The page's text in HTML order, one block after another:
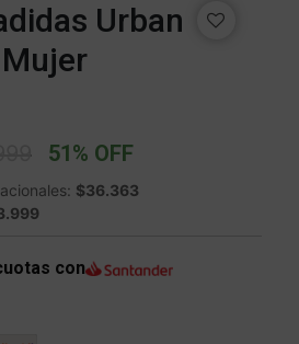
Urban
reduced from
51% OFF
$36.363
con